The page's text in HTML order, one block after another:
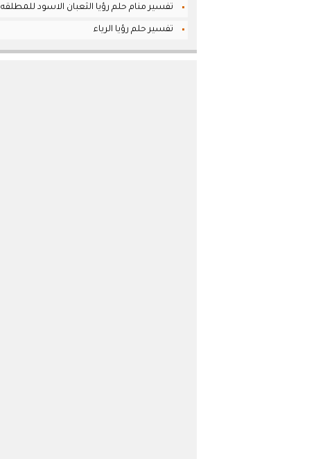
تفسير منام حلم رؤيا الثعبان الاسود للمطلقه
تفسير حلم رؤيا الرياء